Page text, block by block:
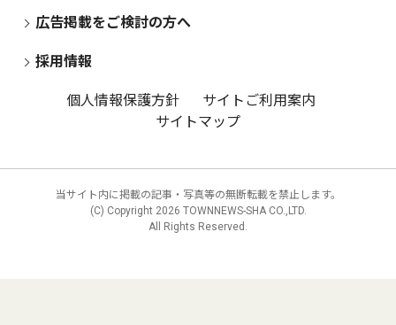
広告掲載をご検討の方へ
採用情報
個人情報保護方針
サイトご利用案内
サイトマップ
当サイト内に掲載の記事・写真等の無断転載を禁止します。
(C) Copyright 2026 TOWNNEWS-SHA CO.,LTD.
All Rights Reserved.